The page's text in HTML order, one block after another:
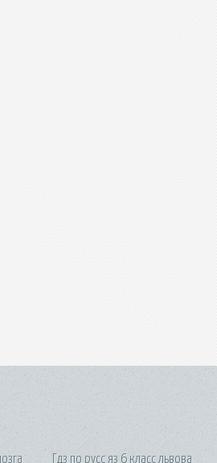
Гдз по русс яз 6 класс львова